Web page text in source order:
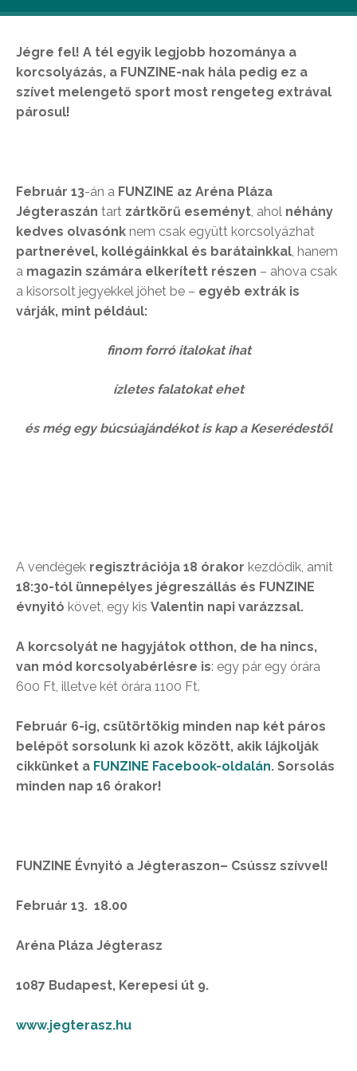
Jégre fel! A tél egyik legjobb hozománya a
korcsolyázás, a FUNZINE-nak hála pedig ez a
szívet melengető sport most rengeteg extrával
párosul!
Február 13-án a FUNZINE az Aréna Pláza
Jégteraszán tart zártkörű eseményt, ahol néhány
kedves olvasónk nem csak együtt korcsolyázhat
partnerével, kollégáinkkal és barátainkkal, hanem
a magazin számára elkerített részen – ahova csak
a kisorsolt jegyekkel jöhet be – egyéb extrák is
várják, mint például:
finom forró italokat ihat
ízletes falatokat ehet
és még egy búcsúajándékot is kap a Keserédestől
A vendégek regisztrációja 18 órakor kezdődik, amit
18:30-tól ünnepélyes jégreszállás és FUNZINE
évnyitó követ, egy kis Valentin napi varázzsal.
A korcsolyát ne hagyjátok otthon, de ha nincs,
van mód korcsolyabérlésre is: egy pár egy órára
600 Ft, illetve két órára 1100 Ft.
Február 6-ig, csütörtökig minden nap két páros
belépőt sorsolunk ki azok között, akik lájkolják
cikkünket a FUNZINE Facebook-oldalán. Sorsolás
minden nap 16 órakor!
FUNZINE Évnyitó a Jégteraszon– Csússz szívvel!
Február 13. 18.00
Aréna Pláza Jégterasz
1087 Budapest, Kerepesi út 9.
www.jegterasz.hu